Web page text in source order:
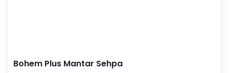
Bohem Plus Mantar Sehpa